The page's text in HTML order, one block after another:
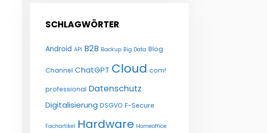
SCHLAGWÖRTER
Android API B2B Backup Big Data Blog
Channel ChatGPT Cloud com!
professional Datenschutz
Digitalisierung DSGVO F-Secure
Fachartikel Hardware Homeoffice